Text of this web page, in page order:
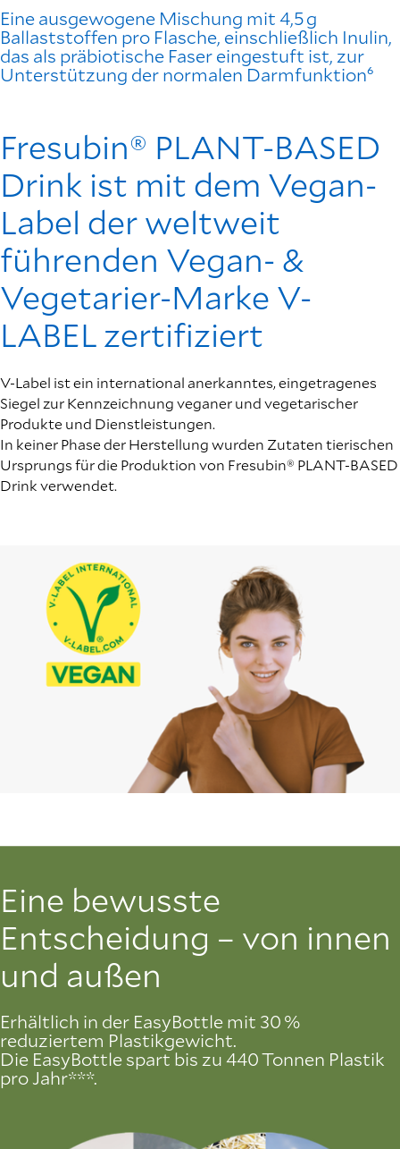
Eine ausgewogene Mischung mit 4,5 g
Ballaststoffen pro Flasche, einschließlich Inulin,
das als präbiotische Faser eingestuft ist, zur
Unterstützung der normalen Darmfunktion⁶
Fresubin® PLANT-BASED
Drink ist mit dem Vegan-
Label der weltweit
führenden Vegan- &
Vegetarier-Marke V-
LABEL zertifiziert
V-Label ist ein international anerkanntes, eingetragenes
Siegel zur Kennzeichnung veganer und vegetarischer
Produkte und Dienstleistungen.
In keiner Phase der Herstellung wurden Zutaten tierischen
Ursprungs für die Produktion von Fresubin® PLANT-BASED
Drink verwendet.
Eine bewusste
Entscheidung – von innen
und außen
Erhältlich in der EasyBottle mit 30 %
reduziertem Plastikgewicht.
Die EasyBottle spart bis zu 440 Tonnen Plastik
pro Jahr***.